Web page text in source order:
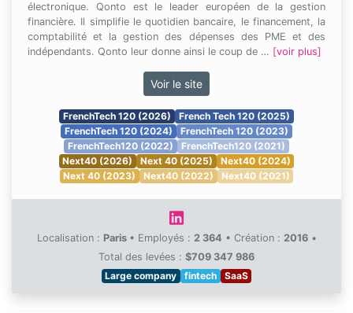
électronique. Qonto est le leader européen de la gestion
financière. Il simplifie le quotidien bancaire, le financement, la
comptabilité et la gestion des dépenses des PME et des
indépendants. Qonto leur donne ainsi le coup de … [voir plus]
Voir le site
FrenchTech 120 (2026)
French Tech 120 (2025)
FrenchTech 120 (2024)
FrenchTech 120 (2023)
FrenchTech120 (2022)
FrenchTech120 (2021)
Next40 (2026)
Next 40 (2025)
Next40 (2024)
Next 40 (2023)
Next40 (2022) Next40 (2021)
Localisation : Paris • Employés : 2 364 • Création : 2016 •
Total des levées : $709 347 986
Large company
fintech SaaS